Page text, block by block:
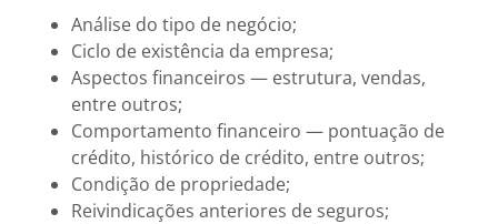
Análise do tipo de negócio;
Ciclo de existência da empresa;
Aspectos financeiros — estrutura, vendas,
entre outros;
Comportamento financeiro — pontuação de
crédito, histórico de crédito, entre outros;
Condição de propriedade;
Reivindicações anteriores de seguros;